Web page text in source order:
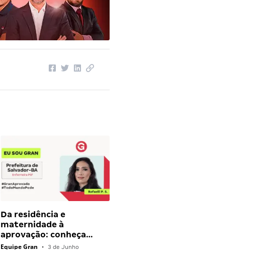
Da residência e
maternidade à
aprovação: conheça…
Equipe Gran • 3 de Junho